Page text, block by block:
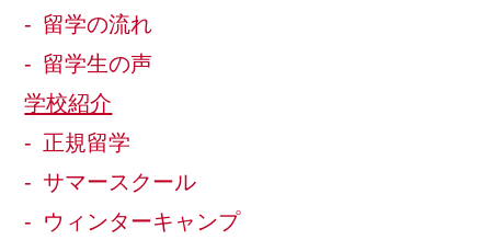
留学の流れ
留学生の声
学校紹介
正規留学
サマースクール
ウィンターキャンプ